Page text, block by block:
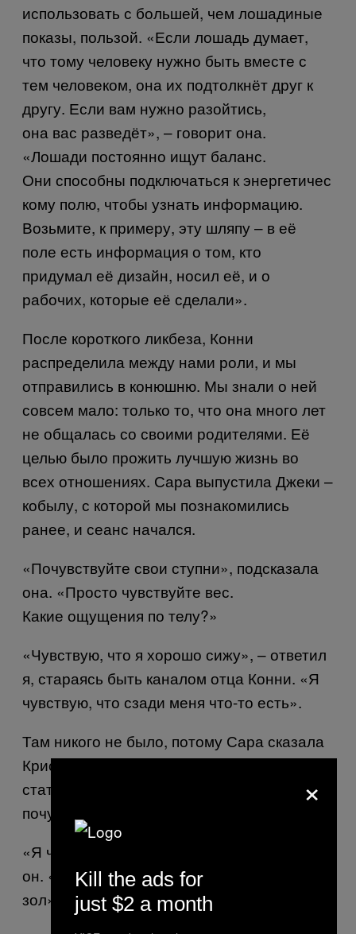
использовать с большей, чем лошадиные
показы, пользой. «Если лошадь думает,
что тому человеку нужно быть вместе с
тем человеком, она их подтолкнёт друг к
другу. Если вам нужно разойтись,
она вас разведёт», – говорит она.
«Лошади постоянно ищут баланс.
Они способны подключаться к энергетичес
кому полю, чтобы узнать информацию.
Возьмите, к примеру, эту шляпу – в её
поле есть информация о том, кто
придумал её дизайн, носил её, и о
рабочих, которые её сделали».
После короткого ликбеза, Конни
распределила между нами роли, и мы
отправились в конюшню. Мы знали о ней
совсем мало: только то, что она много лет
не общалась со своими родителями. Её
целью было прожить лучшую жизнь во
всех отношениях. Сара выпустила Джеки –
кобылу, с которой мы познакомились
ранее, и сеанс начался.
«Почувствуйте свои ступни», подсказала
она. «Просто чувствуйте вес.
Какие ощущения по телу?»
«Чувствую, что я хорошо сижу», – ответил
я, стараясь быть каналом отца Конни. «Я
чувствую, что сзади меня что-то есть».
Там никого не было, потому Сара сказала
Кристоферу встать сзади меня, чтобы
стать этим «чем-то». Она спросила, что он
почувствовал, когда посмотрел на меня.
«Я чувствую много агрессии», – процедил
он. «Хочу ударить его. Я очень на него
зол».
×
Kill the ads for
just $2 a month